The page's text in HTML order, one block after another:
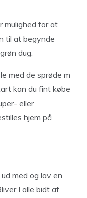
mulighed for at
til at begynde
dug.
med de sprøde m
kan du fint købe
eller
hjem på
med og lav en
I alle bidt af